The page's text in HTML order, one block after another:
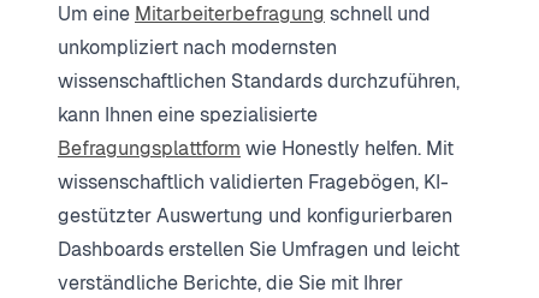
Um eine Mitarbeiterbefragung schnell und
unkompliziert nach modernsten
wissenschaftlichen Standards durchzuführen,
kann Ihnen eine spezialisierte
Befragungsplattform wie Honestly helfen. Mit
wissenschaftlich validierten Fragebögen, KI-
gestützter Auswertung und konfigurierbaren
Dashboards erstellen Sie Umfragen und leicht
verständliche Berichte, die Sie mit Ihrer